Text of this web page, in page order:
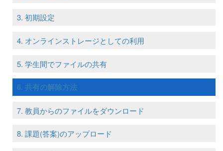
3. 初期設定
4. オンラインストレージとしての利用
5. 学生間でファイルの共有
6. 共有の解除方法
7. 教員からのファイルをダウンロード
8. 課題(答案)のアップロード